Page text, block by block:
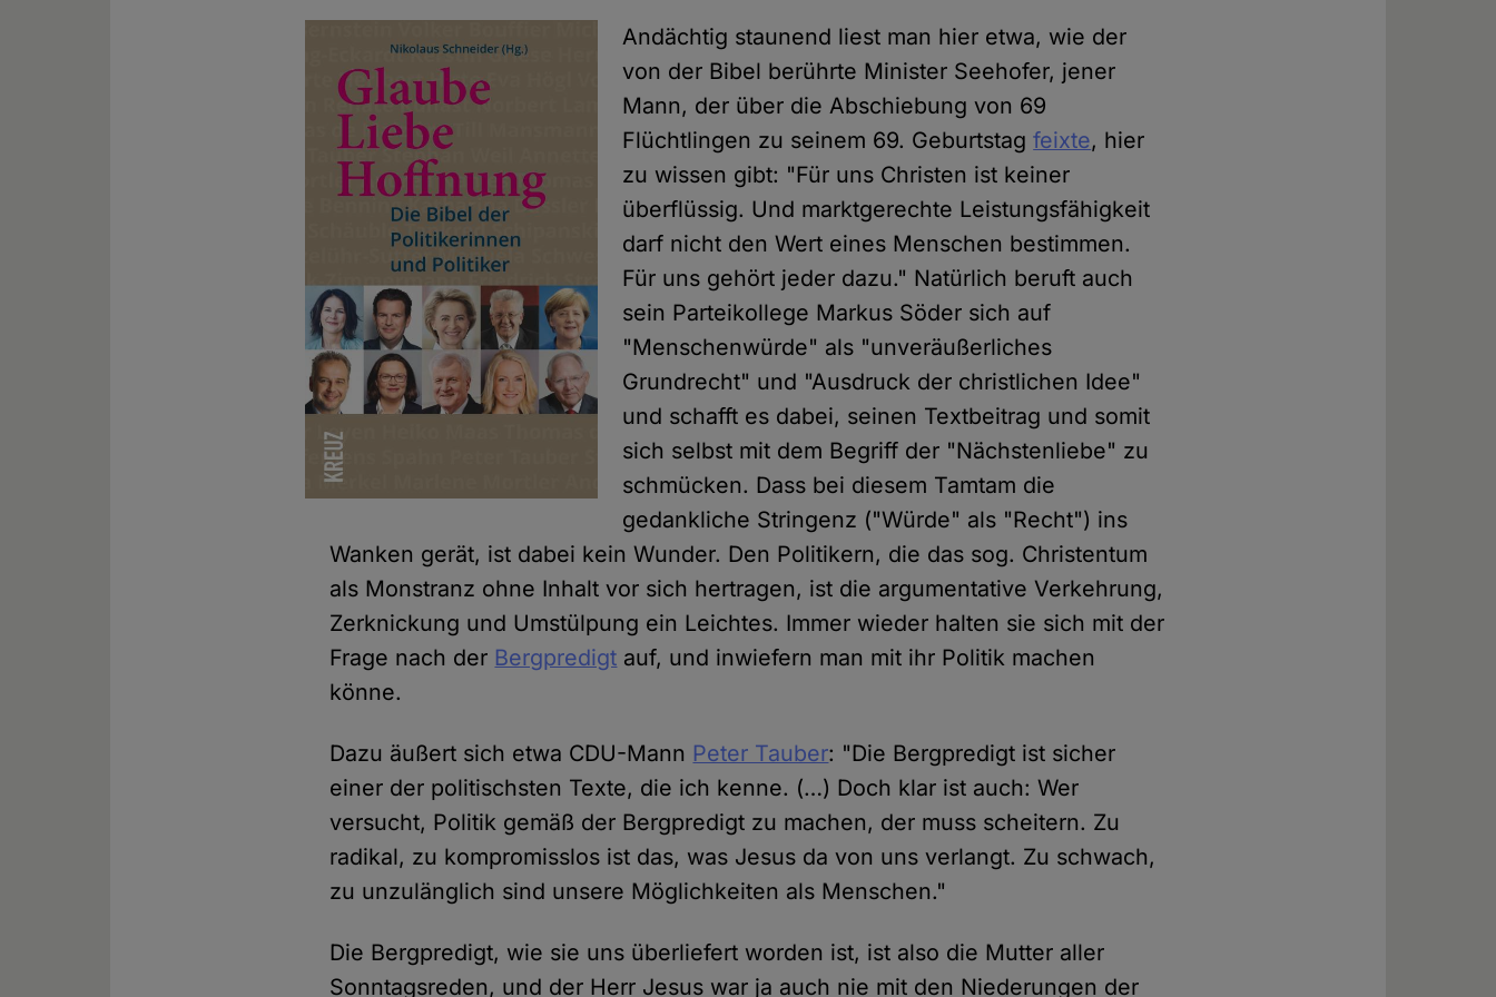
Andächtig staunend liest man hier etwa, wie der
von der Bibel berührte Minister Seehofer, jener
Mann, der über die Abschiebung von 69
Flüchtlingen zu seinem 69. Geburtstagfeixte, hier
zu wissen gibt: "Für uns Christen ist keiner
überflüssig. Und marktgerechte Leistungsfähigkeit
darf nicht den Wert eines Menschen bestimmen.
Für uns gehört jeder dazu." Natürlich beruft auch
sein Parteikollege Markus Söder sich auf
"Menschenwürde" als "unveräußerliches
Grundrecht" und "Ausdruck der christlichen Idee"
und schafft es dabei, seinen Textbeitrag und somit
sich selbst mit dem Begriff der "Nächstenliebe" zu
schmücken. Dass bei diesem Tamtam die
gedankliche Stringenz ("Würde" als "Recht") ins
Wanken gerät, ist dabei kein Wunder. Den Politikern, die das sog. Christentum
als Monstranz ohne Inhalt vor sich hertragen, ist die argumentative Verkehrung,
Zerknickung und Umstülpung ein Leichtes. Immer wieder halten sie sich mit der
Frage nach der Bergpredigt auf, und inwiefern man mit ihr Politik machen
könne.
Dazu äußert sich etwa CDU-Mann Peter Tauber: "Die Bergpredigt ist sicher
einer der politischsten Texte, die ich kenne. (…) Doch klar ist auch: Wer
versucht, Politik gemäß der Bergpredigt zu machen, der muss scheitern. Zu
radikal, zu kompromisslos ist das, was Jesus da von uns verlangt. Zu schwach,
zu unzulänglich sind unsere Möglichkeiten als Menschen."
Die Bergpredigt, wie sie uns überliefert worden ist, ist also die Mutter aller
Sonntagsreden, und der Herr Jesus war ja auch nie mit den Niederungen der